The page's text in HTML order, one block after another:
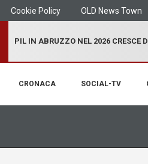
Cookie Policy OLD News Town
PIL IN ABRUZZO NEL 2026 CRESCE
CRONACA SOCIAL-TV